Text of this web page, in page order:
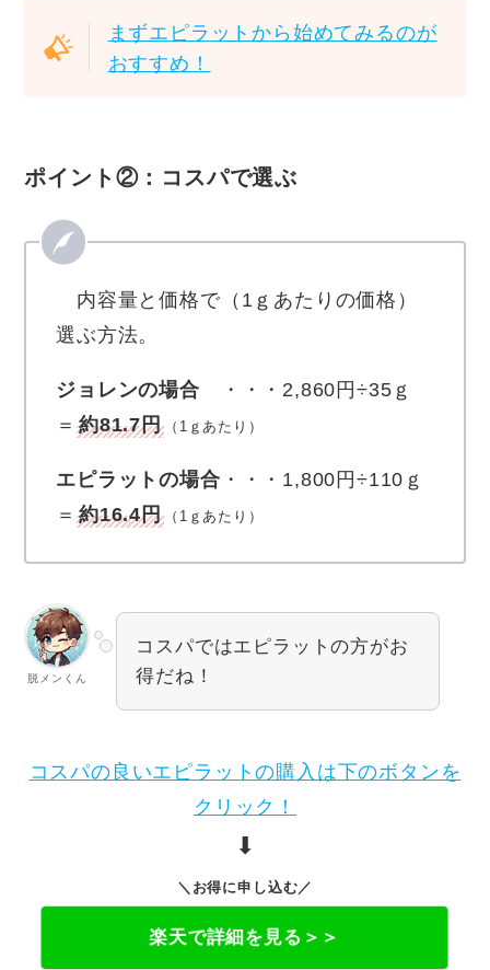
まずエピラットから始めてみるのが
おすすめ！
ポイント②：コスパで選ぶ
内容量と価格で（1ｇあたりの価格）
選ぶ方法。
ジョレンの場合 ・・・2,860円÷35ｇ
＝約81.7円（1ｇあたり）
エピラットの場合 ・・・1,800円÷110ｇ
＝約16.4円（1ｇあたり）
脱メンくん
コスパではエピラットの方がお
得だね！
コスパの良いエピラットの購入は下のボタンを
クリック！
⬇︎
＼お得に申し込む／
楽天で詳細を見る＞＞